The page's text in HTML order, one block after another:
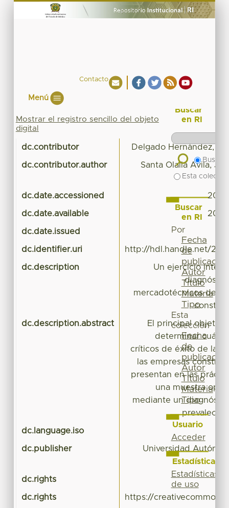
Contacto
Menú
Mostrar el registro sencillo del objeto
digital
dc.contributor Delgado Hernández,
dc.contributor.author Santa Olalla Avila,
dc.date.accessioned
dc.date.available
dc.date.issued
dc.identifier.uri http://hdl.handle.net/
dc.description
Un ejercicio
mercadotécnicos de
dc.description.abstract
El principal
determinar
críticos de éxito de la
las empresas
presentan en las
una muestra
mediante un
dc.language.iso
dc.publisher Universidad
dc.rights
dc.rights https://
Buscar
en RI
Buscar
Esta
Buscar
en RI
Por
Fecha
de
publicación
Autor
Título
Materia
Tipo
Esta
colección
Fecha
de
publicación
Autor
Título
Materia
Tipo
Usuario
Acceder
Estadísticas
Estadísticas
de uso